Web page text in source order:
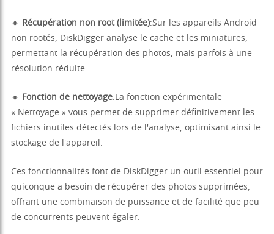
🔸 Récupération non root (limitée):Sur les appareils Android
non rootés, DiskDigger analyse le cache et les miniatures,
permettant la récupération des photos, mais parfois à une
résolution réduite.
🔸 Fonction de nettoyage:La fonction expérimentale
« Nettoyage » vous permet de supprimer définitivement les
fichiers inutiles détectés lors de l'analyse, optimisant ainsi le
stockage de l'appareil.
Ces fonctionnalités font de DiskDigger un outil essentiel pour
quiconque a besoin de récupérer des photos supprimées,
offrant une combinaison de puissance et de facilité que peu
de concurrents peuvent égaler.